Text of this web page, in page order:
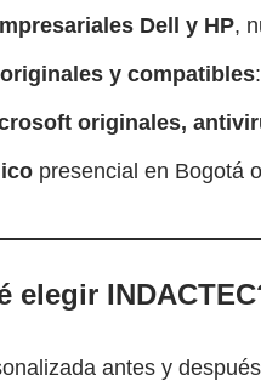
Dell y HP,
y compatibles
originales,
presencial en Bogotá
elegir
antes y